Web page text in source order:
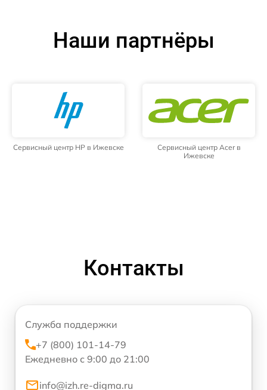
Наши партнёры
Сервисный центр HP в Ижевске
Сервисный центр Acer в
Ижевске
Контакты
Служба поддержки
+7 (800) 101-14-79
Ежедневно с 9:00 до 21:00
info@izh.re-digma.ru